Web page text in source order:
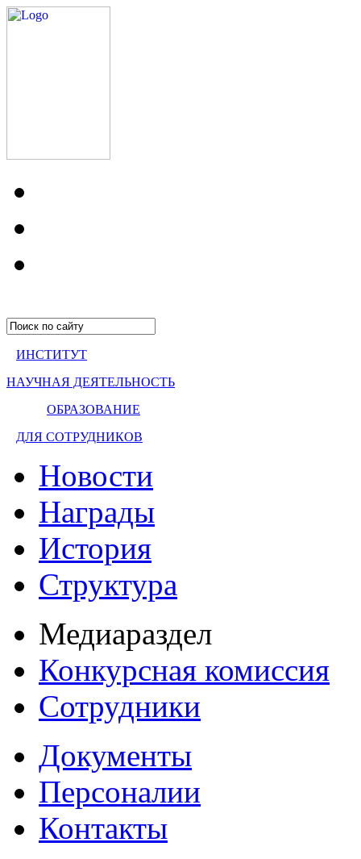
ИНСТИТУТ
НАУЧНАЯ ДЕЯТЕЛЬНОСТЬ
ОБРАЗОВАНИЕ
ДЛЯ СОТРУДНИКОВ
Новости
Награды
История
Структура
Медиараздел
Конкурсная комиссия
Сотрудники
Документы
Персоналии
Контакты